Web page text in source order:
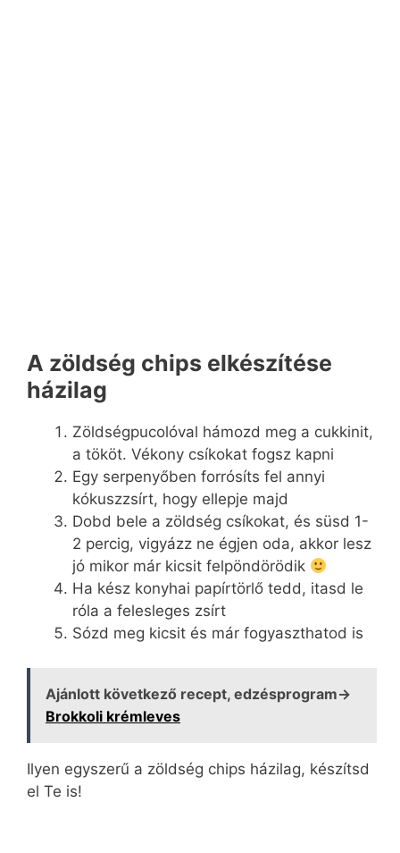
A zöldség chips elkészítése
házilag
Zöldségpucolóval hámozd meg a cukkinit,
a tököt. Vékony csíkokat fogsz kapni
Egy serpenyőben forrósíts fel annyi
kókuszzsírt, hogy ellepje majd
Dobd bele a zöldség csíkokat, és süsd 1-
2 percig, vigyázz ne égjen oda, akkor lesz
jó mikor már kicsit felpöndörödik
Ha kész konyhai papírtörlő tedd, itasd le
róla a felesleges zsírt
Sózd meg kicsit és már fogyaszthatod is
Ajánlott következő recept, edzésprogram→
Brokkoli krémleves
Ilyen egyszerű a zöldség chips házilag, készítsd
el Te is!